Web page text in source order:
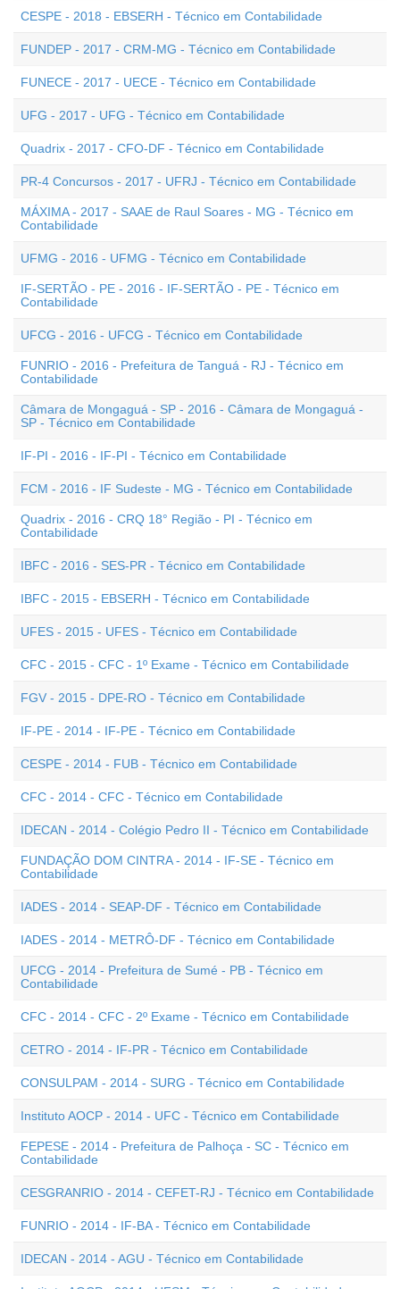
CESPE - 2018 - EBSERH - Técnico em Contabilidade
FUNDEP - 2017 - CRM-MG - Técnico em Contabilidade
FUNECE - 2017 - UECE - Técnico em Contabilidade
UFG - 2017 - UFG - Técnico em Contabilidade
Quadrix - 2017 - CFO-DF - Técnico em Contabilidade
PR-4 Concursos - 2017 - UFRJ - Técnico em Contabilidade
MÁXIMA - 2017 - SAAE de Raul Soares - MG - Técnico em
Contabilidade
UFMG - 2016 - UFMG - Técnico em Contabilidade
IF-SERTÃO - PE - 2016 - IF-SERTÃO - PE - Técnico em
Contabilidade
UFCG - 2016 - UFCG - Técnico em Contabilidade
FUNRIO - 2016 - Prefeitura de Tanguá - RJ - Técnico em
Contabilidade
Câmara de Mongaguá - SP - 2016 - Câmara de Mongaguá -
SP - Técnico em Contabilidade
IF-PI - 2016 - IF-PI - Técnico em Contabilidade
FCM - 2016 - IF Sudeste - MG - Técnico em Contabilidade
Quadrix - 2016 - CRQ 18° Região - PI - Técnico em
Contabilidade
IBFC - 2016 - SES-PR - Técnico em Contabilidade
IBFC - 2015 - EBSERH - Técnico em Contabilidade
UFES - 2015 - UFES - Técnico em Contabilidade
CFC - 2015 - CFC - 1º Exame - Técnico em Contabilidade
FGV - 2015 - DPE-RO - Técnico em Contabilidade
IF-PE - 2014 - IF-PE - Técnico em Contabilidade
CESPE - 2014 - FUB - Técnico em Contabilidade
CFC - 2014 - CFC - Técnico em Contabilidade
IDECAN - 2014 - Colégio Pedro II - Técnico em Contabilidade
FUNDAÇÃO DOM CINTRA - 2014 - IF-SE - Técnico em
Contabilidade
IADES - 2014 - SEAP-DF - Técnico em Contabilidade
IADES - 2014 - METRÔ-DF - Técnico em Contabilidade
UFCG - 2014 - Prefeitura de Sumé - PB - Técnico em
Contabilidade
CFC - 2014 - CFC - 2º Exame - Técnico em Contabilidade
CETRO - 2014 - IF-PR - Técnico em Contabilidade
CONSULPAM - 2014 - SURG - Técnico em Contabilidade
Instituto AOCP - 2014 - UFC - Técnico em Contabilidade
FEPESE - 2014 - Prefeitura de Palhoça - SC - Técnico em
Contabilidade
CESGRANRIO - 2014 - CEFET-RJ - Técnico em Contabilidade
FUNRIO - 2014 - IF-BA - Técnico em Contabilidade
IDECAN - 2014 - AGU - Técnico em Contabilidade